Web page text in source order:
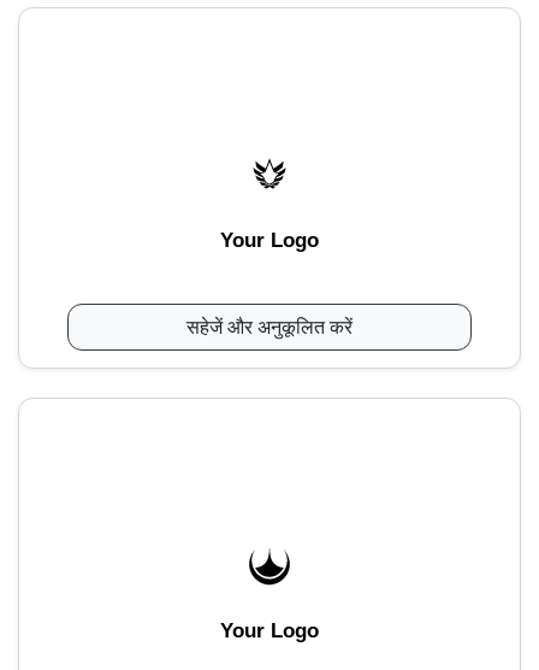
Your Logo
सहेजें और अनुकूलित करें
Your Logo